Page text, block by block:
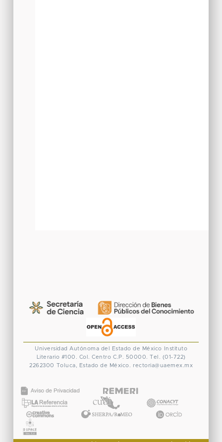
Universidad Autónoma del Estado de México
Instituto
Literario #100. Col. Centro C.P. 50000. Tel. (01-722)
2262300 Toluca, Estado de México. rectoria@uaemex.mx